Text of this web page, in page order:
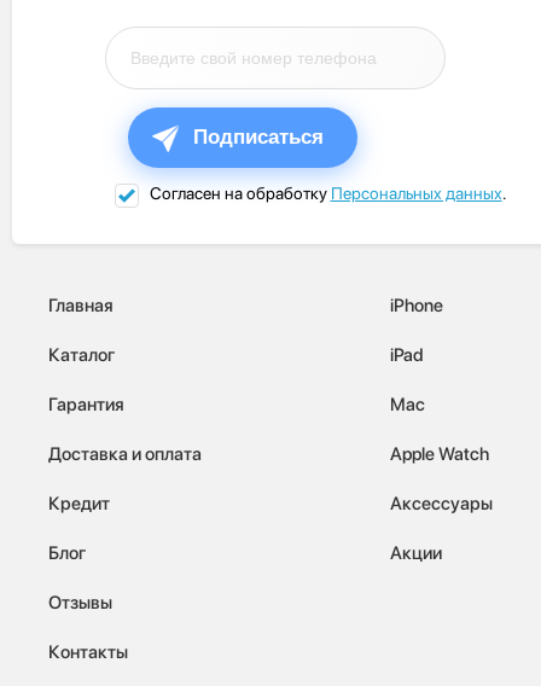
Подписаться
Согласен на обработку Персональных данных.
Главная
Каталог
Гарантия
Доставка и оплата
Кредит
Блог
Отзывы
Контакты
iPhone
iPad
Mac
Apple Watch
Аксессуары
Акции